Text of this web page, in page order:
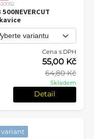
500NEVERCUT
Cena s DPH
64,80 Kč
55,00 Kč
Skladem
Detail
variant